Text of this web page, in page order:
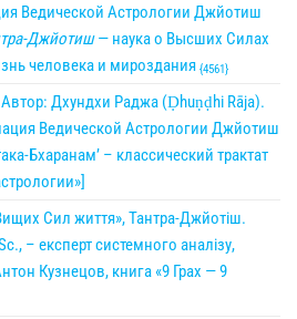
Ведической Астрологии Джйотиш
Джйотиш— наука о Высших Силах
человека и мироздания {4561}
Дхундхи Раджа (Ḍhuṇḍhi Rāja).
Ведической Астрологии Джйотиш
Бхаранам’ – классический трактат
Сил життя», Тантра-Джйотіш.
– експерт системного аналізу,
Кузнецов, книга «9 Грах — 9